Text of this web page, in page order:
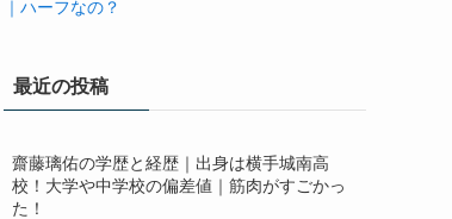
｜ハーフなの？
最近の投稿
齋藤璃佑の学歴と経歴｜出身は横手城南高
校！大学や中学校の偏差値｜筋肉がすごかっ
た！